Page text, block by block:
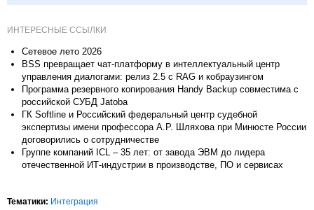
ИНТЕРЕСНЫЕ ССЫЛКИ
Сетевое лето 2026
BSS превращает чат-платформу в интеллектуальный центр
управления диалогами: релиз 2.5 с RAG и кобраузингом
Программа резервного копирования Handy Backup совместима с
российской СУБД Jatoba
ГК Softline и Российский федеральный центр судебной
экспертизы имени профессора А.Р. Шляхова при Минюсте России
договорились о сотрудничестве
Группе компаний ICL – 35 лет: от завода ЭВМ до лидера
отечественной ИТ-индустрии в производстве, ПО и сервисах
Тематики: Интеграция